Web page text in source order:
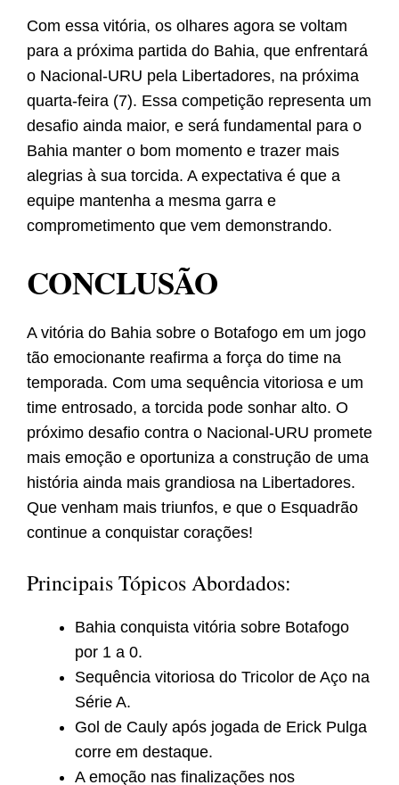
Com essa vitória, os olhares agora se voltam
para a próxima partida do Bahia, que enfrentará
o Nacional-URU pela Libertadores, na próxima
quarta-feira (7). Essa competição representa um
desafio ainda maior, e será fundamental para o
Bahia manter o bom momento e trazer mais
alegrias à sua torcida. A expectativa é que a
equipe mantenha a mesma garra e
comprometimento que vem demonstrando.
CONCLUSÃO
A vitória do Bahia sobre o Botafogo em um jogo
tão emocionante reafirma a força do time na
temporada. Com uma sequência vitoriosa e um
time entrosado, a torcida pode sonhar alto. O
próximo desafio contra o Nacional-URU promete
mais emoção e oportuniza a construção de uma
história ainda mais grandiosa na Libertadores.
Que venham mais triunfos, e que o Esquadrão
continue a conquistar corações!
Principais Tópicos Abordados:
Bahia conquista vitória sobre Botafogo
por 1 a 0.
Sequência vitoriosa do Tricolor de Aço na
Série A.
Gol de Cauly após jogada de Erick Pulga
corre em destaque.
A emoção nas finalizações nos